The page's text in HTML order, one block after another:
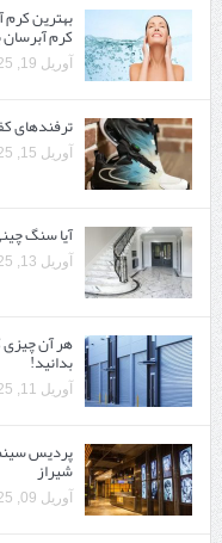
بهترین
کرم آبرسان
آوریل 19, 2025
ترفندهای
آوریل 15, 2025
آیا سنگ
آوریل 13, 2025
هر آن چیزی
بدانید!
آوریل 11, 2025
پردیس
شیراز
آوریل 09, 2025